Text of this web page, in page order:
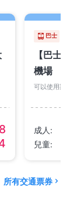
巴士
【巴士
機場
可以使用期
成人:
兒童:
所有交通票券